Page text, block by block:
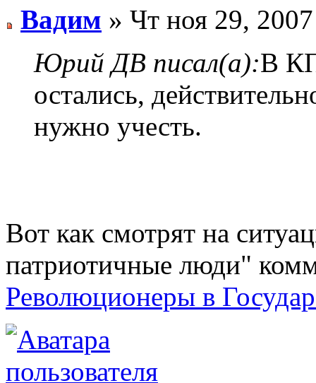
Вадим » Чт ноя 29,
Юрий ДВ писал(а):В
остались,
нужно учесть.
Вот как смотрят на
патриотичные люди"
Революционеры в